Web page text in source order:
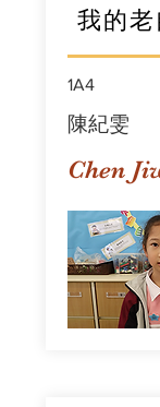
我的老
1A4
陳紀雯
Chen